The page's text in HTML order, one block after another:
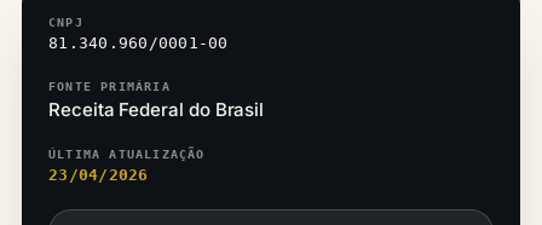
CNPJ
81.340.960/0001-00
FONTE PRIMÁRIA
Receita Federal do Brasil
ÚLTIMA ATUALIZAÇÃO
23/04/2026